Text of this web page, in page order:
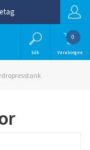
Sök
0
Varukorgen